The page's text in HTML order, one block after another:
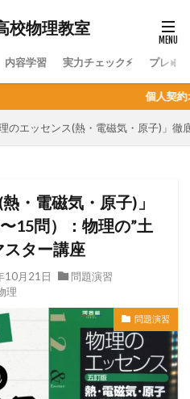
校物理教室
内容学習 実力チェック⚡ プレミ
個人契約オンライン家庭教師の生徒
理のエッセンス(熱・電磁気・原子)」
・電磁気・原子)」
15問）：物理の”土
スター講座
10月21日
問題演習
理
問題演習